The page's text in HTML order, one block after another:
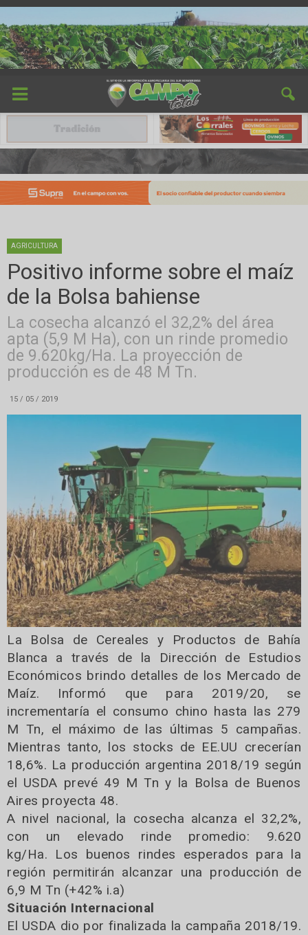
AGRICULTURA
Positivo informe sobre el maíz
de la Bolsa bahiense
La cosecha alcanzó el 32,2% del área
apta (5,9 M Ha), con un rinde promedio
de 9.620kg/Ha. La proyección de
producción es de 48 M Tn.
15 / 05 / 2019
La Bolsa de Cereales y Productos de Bahía
Blanca a través de la Dirección de Estudios
Económicos brindo detalles de los Mercado de
Maíz. Informó que para 2019/20, se
incrementaría el consumo chino hasta las 279
M Tn, el máximo de las últimas 5 campañas.
Mientras tanto, los stocks de EE.UU crecerían
18,6%. La producción argentina 2018/19 según
el USDA prevé 49 M Tn y la Bolsa de Buenos
Aires proyecta 48.
A nivel nacional, la cosecha alcanza el 32,2%,
con un elevado rinde promedio: 9.620
kg/Ha. Los buenos rindes esperados para la
región permitirán alcanzar una producción de
6,9 M Tn (+42% i.a)
Situación Internacional
El USDA dio por finalizada la campaña 2018/19.